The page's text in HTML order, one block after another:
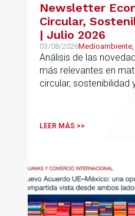
Newsletter
Circular,
| Julio 2026
03/08/2026Medioambiente,
Análisis de las
más relevantes en
circular, sostenibilidad
LEER MÁS >>